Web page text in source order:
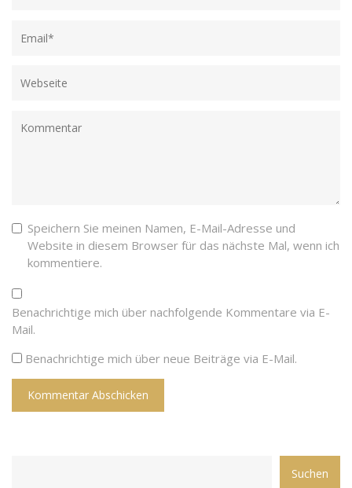
Speichern Sie meinen Namen, E-Mail-Adresse und
Website in diesem Browser für das nächste Mal, wenn ich
kommentiere.
Benachrichtige mich über nachfolgende Kommentare via E-
Mail.
Benachrichtige mich über neue Beiträge via E-Mail.
Suchen